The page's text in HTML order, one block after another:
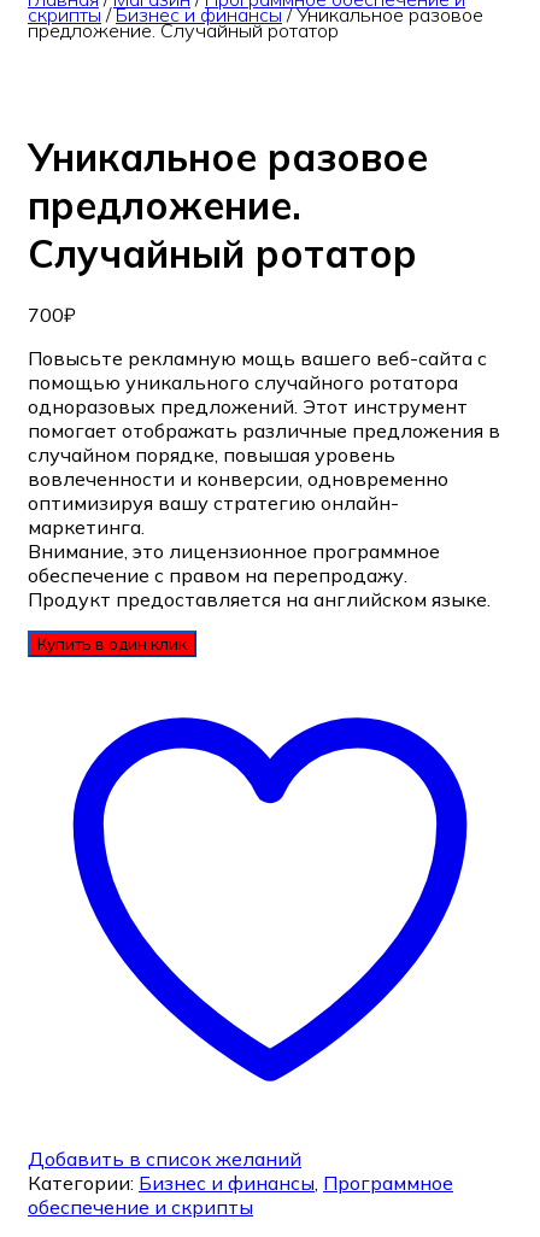
скрипты/Бизнес и финансы/Уникальное разовое
предложение. Случайный ротатор
Уникальное разовое
предложение.
Случайный ротатор
700₽
Повысьте рекламную мощь вашего веб-сайта с
помощью уникального случайного ротатора
одноразовых предложений. Этот инструмент
помогает отображать различные предложения в
случайном порядке, повышая уровень
вовлеченности и конверсии, одновременно
оптимизируя вашу стратегию онлайн-
маркетинга.
Внимание, это лицензионное программное
обеспечение с правом на перепродажу.
Продукт предоставляется на английском языке.
Купить в один клик
Добавить в список желаний
Категории: Бизнес и финансы, Программное
обеспечение и скрипты